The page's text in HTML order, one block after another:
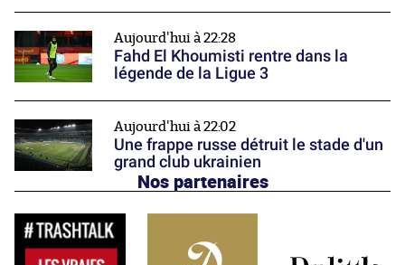
Aujourd'hui à 22:28
Fahd El Khoumisti rentre dans la
légende de la Ligue 3
Aujourd'hui à 22:02
Une frappe russe détruit le stade d'un
grand club ukrainien
Nos partenaires